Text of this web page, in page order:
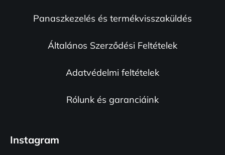
Panaszkezelés és termékvisszaküldés
Általános Szerződési Feltételek
Adatvédelmi feltételek
Rólunk és garanciáink
Instagram